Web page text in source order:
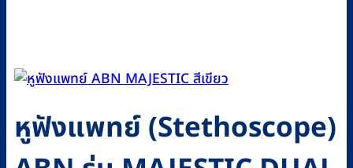
หูฟังแพทย์ (Stethoscope)